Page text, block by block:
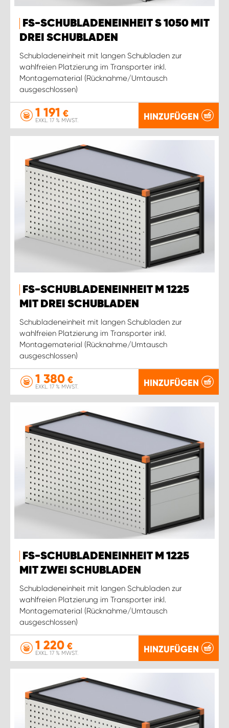
FS-SCHUBLADENEINHEIT S 1050 MIT
DREI SCHUBLADEN
Schubladeneinheit mit langen Schubladen zur
wahlfreien Platzierung im Transporter inkl.
Montagematerial (Rücknahme/Umtausch
ausgeschlossen)
1 191 €
EXKL. 17 % MWST. HINZUFÜGEN
FS-SCHUBLADENEINHEIT M 1225
MIT DREI SCHUBLADEN
Schubladeneinheit mit langen Schubladen zur
wahlfreien Platzierung im Transporter inkl.
Montagematerial (Rücknahme/Umtausch
ausgeschlossen)
1 380 €
EXKL. 17 % MWST. HINZUFÜGEN
FS-SCHUBLADENEINHEIT M 1225
MIT ZWEI SCHUBLADEN
Schubladeneinheit mit langen Schubladen zur
wahlfreien Platzierung im Transporter inkl.
Montagematerial (Rücknahme/Umtausch
ausgeschlossen)
1 220 €
EXKL. 17 % MWST. HINZUFÜGEN